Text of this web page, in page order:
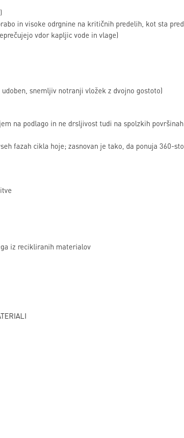
in visoke odrgnine na kritičnih predelih, kot sta
vdor kapljic vode in vlage)
snemljiv notranji vložek z dvojno gostoto)
na podlago in ne drsljivost tudi na spolzkih
fazah cikla hoje; zasnovan je tako, da ponuja 360-
iz recikliranih materialov